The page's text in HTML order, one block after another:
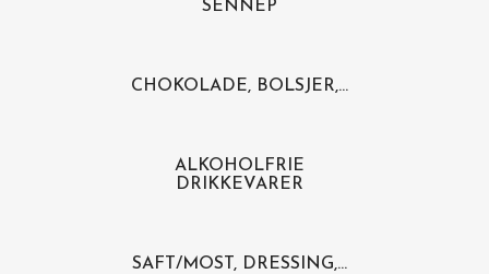
SENNEP
CHOKOLADE, BOLSJER,...
ALKOHOLFRIE
DRIKKEVARER
SAFT/MOST, DRESSING,...